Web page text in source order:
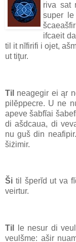
riva sat
super
ifcaeit
til it nĭfirifi i ojet,
ut tiţur.
Til neagegir ei ąr
pilĕppecre. U ne
apeve šabfĭai
di ašdcaua, di
nu guš din
šiżimir.
Ši til šperĭd ut va
veirtur.
Til
le nesur di
veulšme: ašir